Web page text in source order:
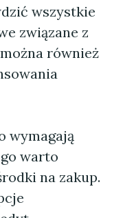
wszystkie
związane z
również
wymagają
warto
na zakup.